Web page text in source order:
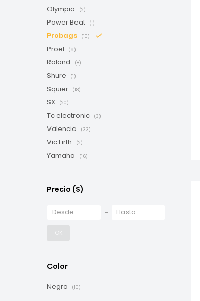
Olympia (2)
Power Beat (1)
Probags (10)
Proel (9)
Roland (8)
Shure (1)
Squier (18)
SX (20)
Tc electronic (3)
Valencia (33)
Vic Firth (2)
Yamaha (16)
Precio ($)
OK
Color
Negro (10)